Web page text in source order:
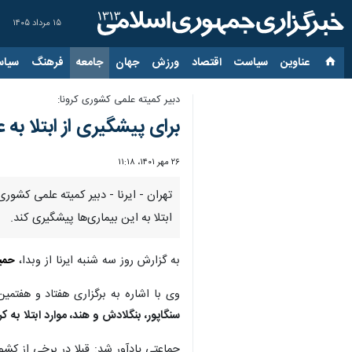
۱۵ مرداد ۱۴۰۵
عناوین‌ سیاست اقتصاد ورزش جهان جامعه فرهنگ
دبیر کمیته علمی کشوری کرونا:
برای پیشگیری از
۲۶ مهر ۱۴۰۱، ۱۱:۱۸